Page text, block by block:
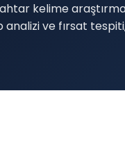
kelime
ve fırsat